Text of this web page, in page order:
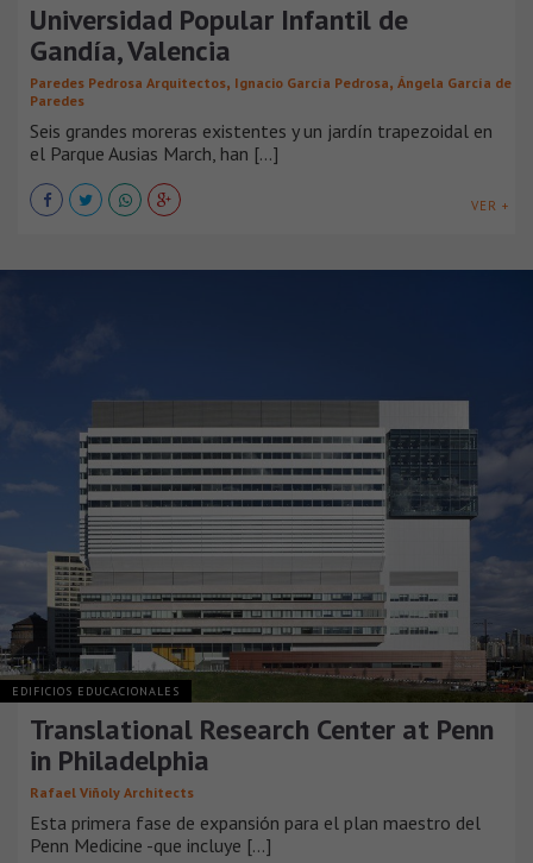
Universidad Popular Infantil de
Gandía, Valencia
Paredes Pedrosa Arquitectos, Ignacio García Pedrosa, Ángela García de
Paredes
Seis grandes moreras existentes y un jardín trapezoidal en
el Parque Ausias March, han [...]
VER +
EDIFICIOS EDUCACIONALES
Translational Research Center at Penn
in Philadelphia
Rafael Viñoly Architects
Esta primera fase de expansión para el plan maestro del
Penn Medicine -que incluye [...]